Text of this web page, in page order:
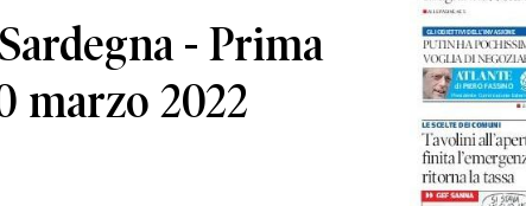
- Prima
marzo 2022